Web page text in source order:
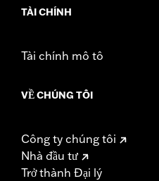
TÀI CHÍNH
Tài chính mô tô
VỀ CHÚNG TÔI
Công ty chúng tôi
Nhà đầu tư
Trở thành Đại lý